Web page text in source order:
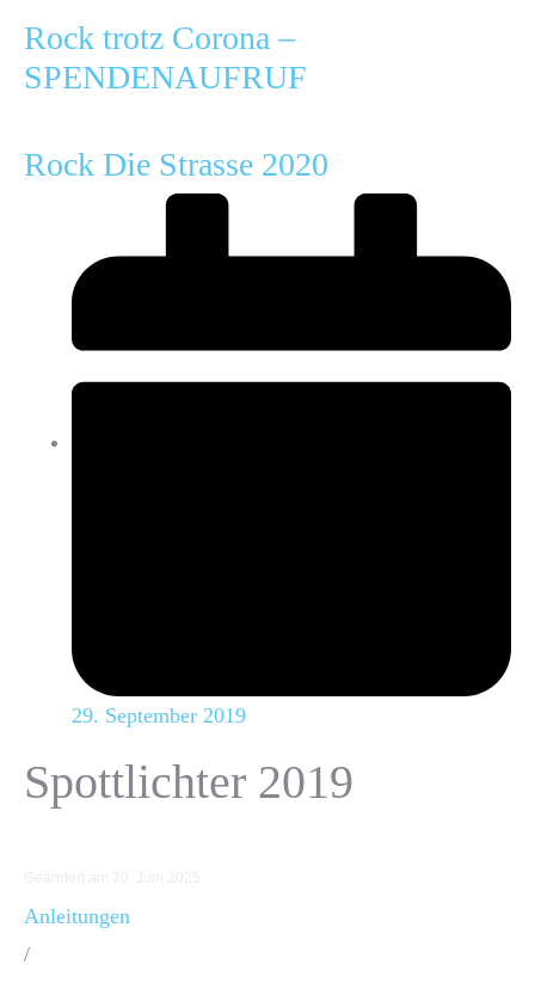
Rock trotz Corona –
SPENDENAUFRUF
Rock Die Strasse 2020
29. September 2019
Spottlichter 2019
Anleitungen
/